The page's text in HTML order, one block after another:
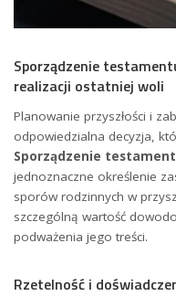
Sporządzenie
realizacji ostatniej woli
Planowanie przyszłości i
odpowiedzialna decyzja,
Sporządzenie
jednoznaczne określenie
sporów rodzinnych w
szczególną wartość
podważenia jego treści.
Rzetelność i